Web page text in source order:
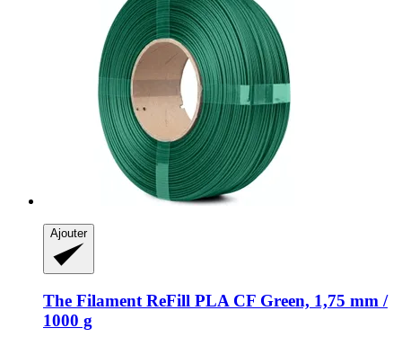
Ajouter
The Filament ReFill PLA CF Green, 1,75 mm /
1000 g